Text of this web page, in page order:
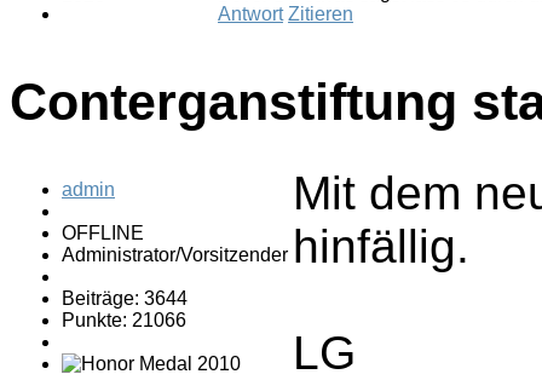
Antwort Zitieren
Conterganstiftung
admin
OFFLINE
Administrator/Vorsitzender
Beiträge: 3644
Punkte: 21066
Mit dem
hinfällig.
LG